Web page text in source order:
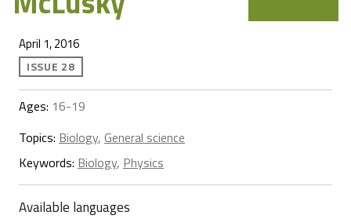
April 1, 2016
ISSUE 28
Ages: 16-19
Topics: Biology, General science
Keywords: Biology, Physics
Available languages